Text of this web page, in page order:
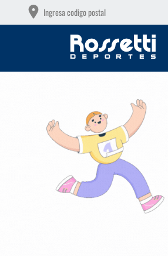
Ingresa codigo postal
SIN INTERÉS CON TU DEBITO